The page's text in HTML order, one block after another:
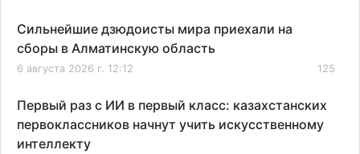
Сильнейшие дзюдоисты мира приехали на
сборы в Алматинскую область
6 августа 2026 г. 12:12 125
Первый раз с ИИ в первый класс: казахстанских
первоклассников начнут учить искусственному
интеллекту